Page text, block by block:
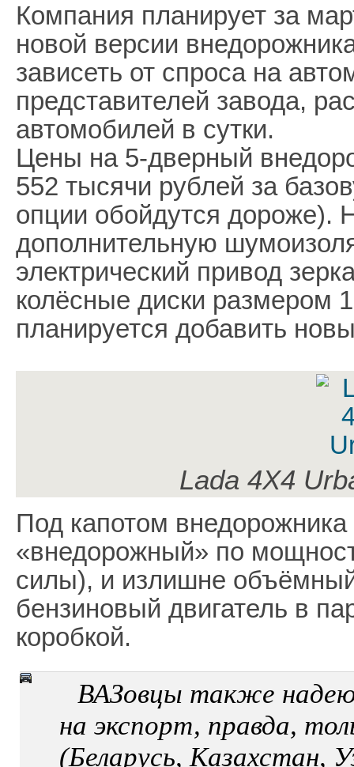
Компания планирует за
новой версии
зависеть от спроса на
представителей завода,
автомобилей в сутки.
Цены на 5-дверный
552 тысячи рублей за
опции обойдутся дороже).
дополнительную
электрический привод
колёсные диски размером
планируется добавить
Lada 4Х4
Под капотом внедорожника
«внедорожный» по
силы), и излишне
бензиновый двигатель в
коробкой.
ВАЗовцы также
на экспорт, правда,
(Беларусь, Казахстан,